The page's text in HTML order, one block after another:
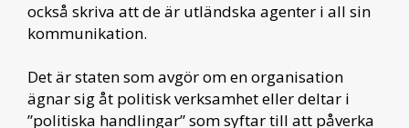
också skriva att de är utländska agenter i all sin
kommunikation.
Det är staten som avgör om en organisation
ägnar sig åt politisk verksamhet eller deltar i
”politiska handlingar” som syftar till att påverka